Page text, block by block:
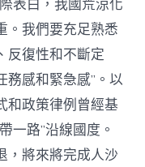
表白，我國荒涼化
。我們要充足熟悉
反復性和不斷定
務感和緊急感”。以
和政策律例曾經基
一路”沿線國度。
，將來將完成人沙